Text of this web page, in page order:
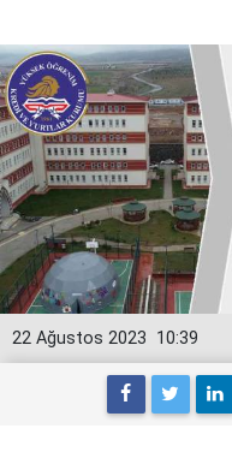
10:39
22 Ağustos 2023